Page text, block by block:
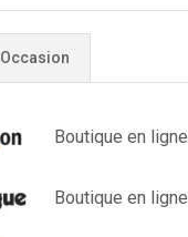
Occasion
Boutique en ligne
Boutique en ligne